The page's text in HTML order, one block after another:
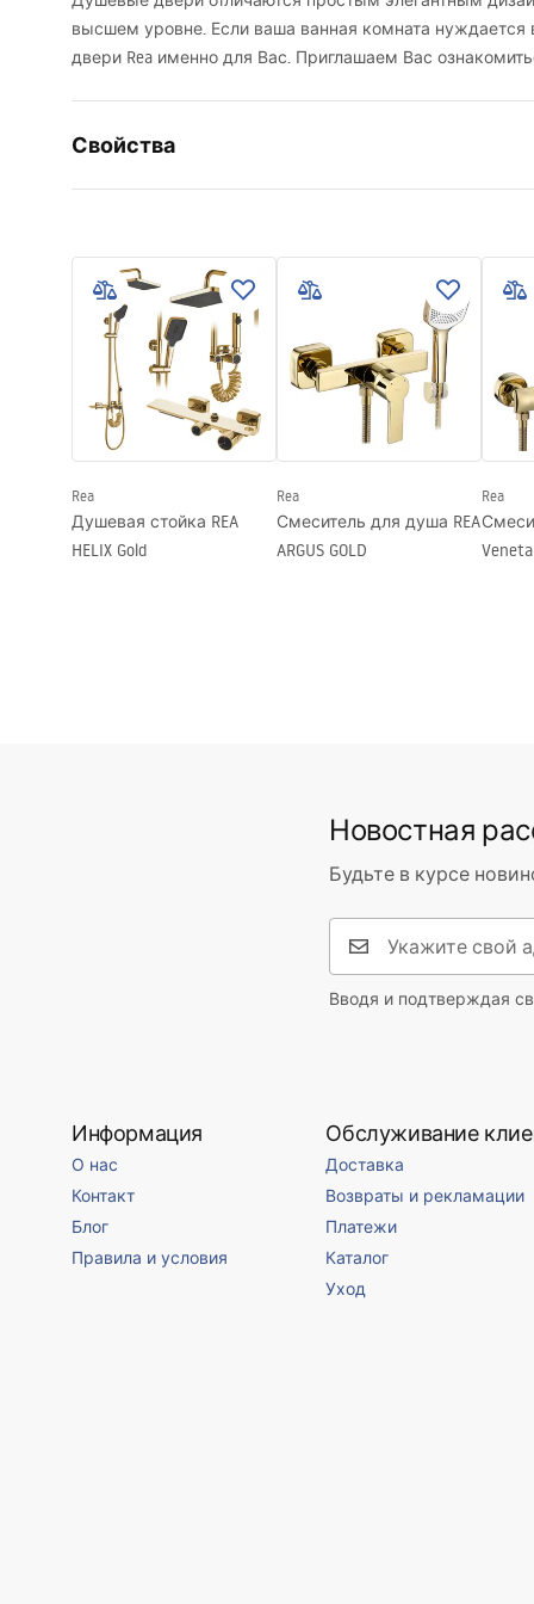
высшем уровне. Если ваша ванная комната нуждается
двери Rea именно для Вас. Приглашаем Вас
Свойства
Направление дверей
Толщина стекла
6 мм
Высота душевых дверей
Материал профиля
Алюминий
Материал ручек
Покрытие Easy Clean
Да
Отделка профиля
светлое
Rea
Душевая стойка REA
HELIX Gold
Rea
Смеситель для душа REA
ARGUS GOLD
Rea
Новостная
Будьте в курсе
Вводя и подтверждая
Информация
О нас
Контакт
Блог
Правила и условия
Обслуживание
Доставка
Возвраты и рекламации
Платежи
Каталог
Уход